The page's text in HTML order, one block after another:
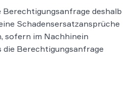
deshalb
Schadensersatzansprüche
sofern im Nachhinein
die Berechtigungsanfrage